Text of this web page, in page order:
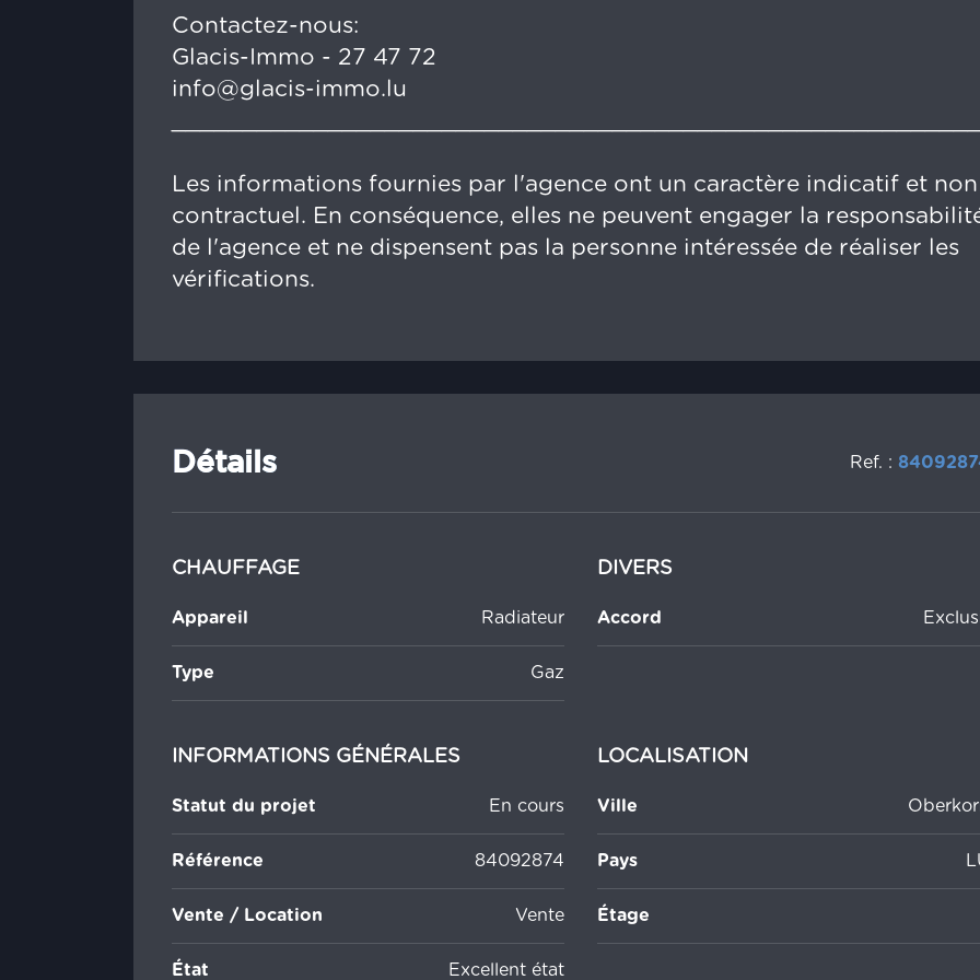
Contactez-nous:
Glacis-Immo - 27 47 72
info@glacis-immo.lu
Les informations fournies par l'agence ont un caractère indicatif et non
contractuel. En conséquence, elles ne peuvent engager la
de l'agence et ne dispensent pas la personne intéressée de réaliser les
vérifications.
Détails Ref. :
CHAUFFAGE
Appareil Radiateur
Type Gaz
DIVERS
Accord
INFORMATIONS GÉNÉRALES
Statut du projet En cours
Référence 84092874
Vente / Location Vente
État Excellent état
LOCALISATION
Ville
Pays
Étage